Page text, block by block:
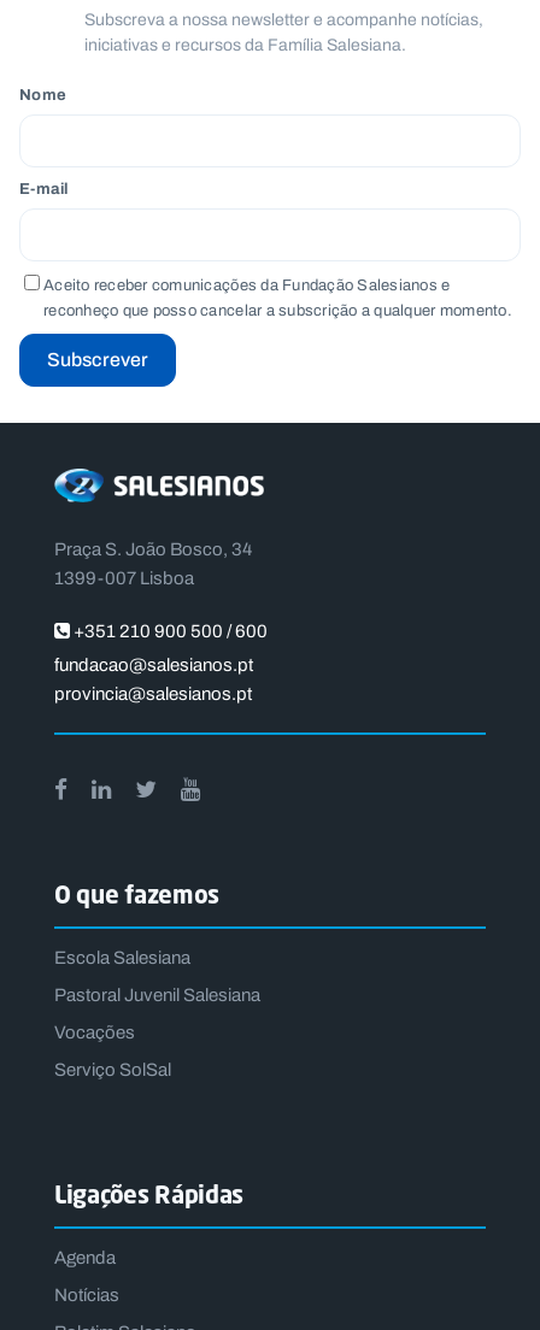
Subscreva a nossa newsletter e acompanhe notícias,
iniciativas e recursos da Família Salesiana.
Nome
E-mail
Aceito receber comunicações da Fundação Salesianos e
reconheço que posso cancelar a subscrição a qualquer momento.
Subscrever
Praça S. João Bosco, 34
1399-007 Lisboa
+351 210 900 500 / 600
fundacao@salesianos.pt
provincia@salesianos.pt
O que fazemos
Escola Salesiana
Pastoral Juvenil Salesiana
Vocações
Serviço SolSal
Ligações Rápidas
Agenda
Notícias